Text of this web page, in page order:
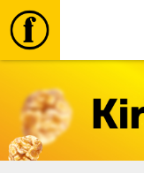
Filmas
🎵